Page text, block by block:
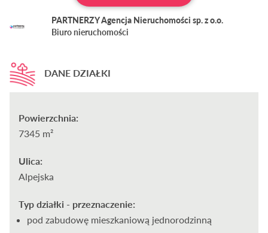
PARTNERZY Agencja Nieruchomości sp. z o.o.
Biuro nieruchomości
DANE DZIAŁKI
Powierzchnia:
7345 m²
Ulica:
Alpejska
Typ działki - przeznaczenie:
pod zabudowę mieszkaniową jednorodzinną